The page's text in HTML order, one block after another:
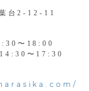
台2-12-11
〜18:00
〜17:30